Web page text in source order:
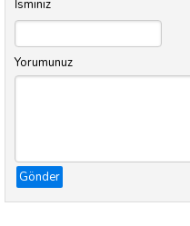
İsminiz
Yorumunuz
Gönder